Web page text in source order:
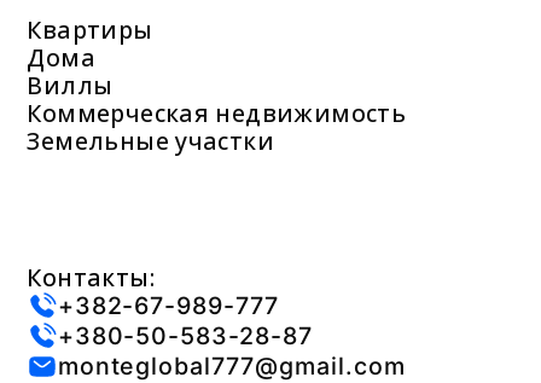
Квартиры
Дома
Виллы
Коммерческая недвижимость
Земельные участки
Контакты:
+382-67-989-777
+380-50-583-28-87
monteglobal777@gmail.com